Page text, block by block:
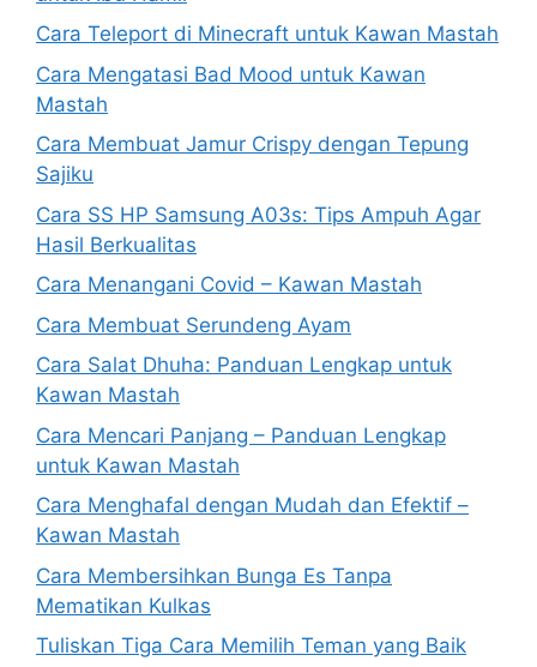
Cara Teleport di Minecraft untuk Kawan Mastah
Cara Mengatasi Bad Mood untuk Kawan
Mastah
Cara Membuat Jamur Crispy dengan Tepung
Sajiku
Cara SS HP Samsung A03s: Tips Ampuh Agar
Hasil Berkualitas
Cara Menangani Covid – Kawan Mastah
Cara Membuat Serundeng Ayam
Cara Salat Dhuha: Panduan Lengkap untuk
Kawan Mastah
Cara Mencari Panjang – Panduan Lengkap
untuk Kawan Mastah
Cara Menghafal dengan Mudah dan Efektif –
Kawan Mastah
Cara Membersihkan Bunga Es Tanpa
Mematikan Kulkas
Tuliskan Tiga Cara Memilih Teman yang Baik